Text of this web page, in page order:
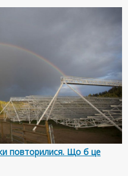
повторилися. Що б це